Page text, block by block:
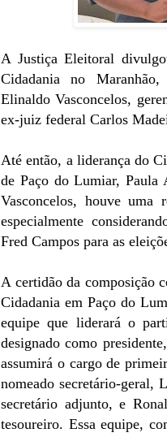
A Justiça Eleitoral
Cidadania no
Elinaldo Vasconcelos,
ex-juiz federal Carlos
Até então, a liderança do
de Paço do Lumiar, Paula
Vasconcelos, houve uma
especialmente
Fred Campos para as
A certidão da composição
Cidadania em Paço do
equipe que liderará o
designado como
assumirá o cargo de
nomeado secretário-geral,
secretário adjunto, e
tesoureiro. Essa equipe,